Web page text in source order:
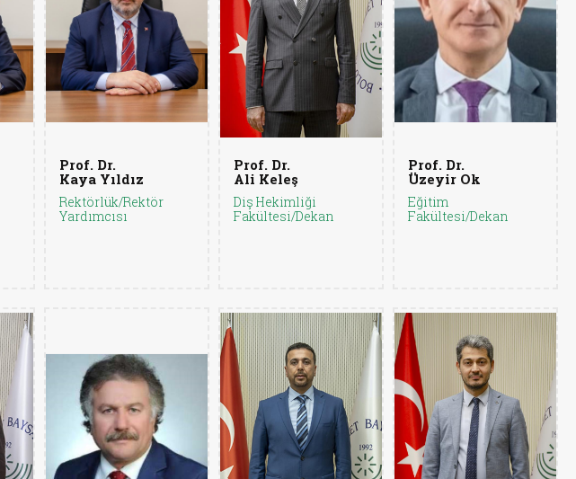
Prof. Dr.
Kaya Yıldız
Rektörlük/Rektör
Yardımcısı
Prof. Dr.
Ali Keleş
Diş Hekimliği
Fakültesi/Dekan
Prof. Dr.
Üzeyir Ok
Eğitim
Fakültesi/Dekan